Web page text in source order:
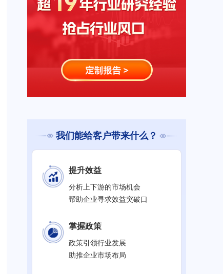
我们能给客户带来什么？
提升效益
分析上下游的市场机会
帮助企业寻求效益突破口
掌握政策
政策引领行业发展
助推企业市场布局